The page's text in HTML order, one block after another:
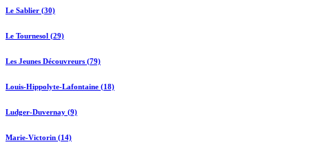
Le Sablier (30)
Le Tournesol (29)
Les Jeunes Découvreurs (79)
Louis-Hippolyte-Lafontaine (18)
Ludger-Duvernay (9)
Marie-Victorin (14)